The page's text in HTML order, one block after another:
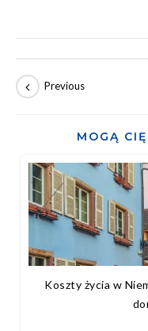
MOGĄ
Koszty życia w